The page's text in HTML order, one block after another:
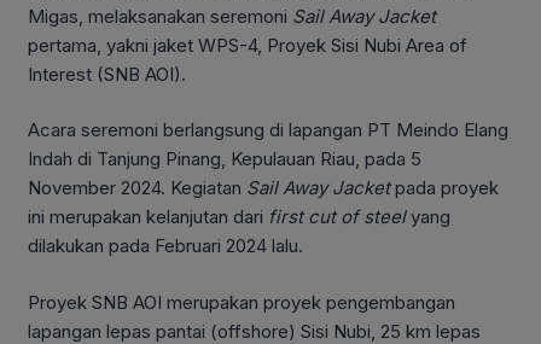
Migas, melaksanakan seremoni Sail Away Jacket
pertama, yakni jaket WPS-4, Proyek Sisi Nubi Area of
Interest (SNB AOI).
Acara seremoni berlangsung di lapangan PT Meindo Elang
Indah di Tanjung Pinang, Kepulauan Riau, pada 5
November 2024. Kegiatan Sail Away Jacketpada proyek
ini merupakan kelanjutan dari first cut of steelyang
dilakukan pada Februari 2024 lalu.
Proyek SNB AOI merupakan proyek pengembangan
lapangan lepas pantai (offshore) Sisi Nubi, 25 km lepas